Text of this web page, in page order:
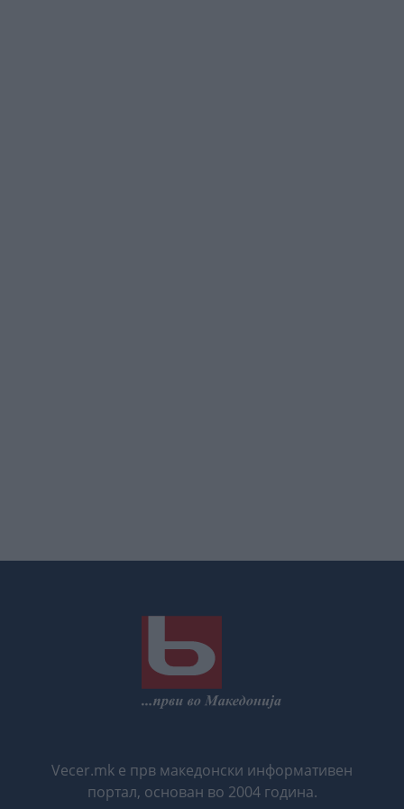
Vecer.mk е прв македонски информативен
портал, основан во 2004 година.